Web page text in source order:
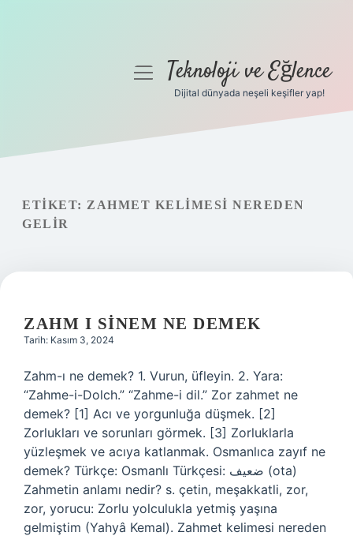
Gizlilik Politikası
Hakkımızda
menüyüTeknoloji ve Eğlence
Dijital dünyada neşeli keşifler yap!
ETIKET: ZAHMET KELIMESI NEREDEN
GELIR
ZAHM I SINEM NE DEMEK
Tarih: Kasım 3, 2024
Zahm-ı ne demek? 1. Vurun, üfleyin. 2. Yara:
“Zahme-i-Dolch.” “Zahme-i dil.” Zor zahmet ne
demek? [1] Acı ve yorgunluğa düşmek. [2]
Zorlukları ve sorunları görmek. [3] Zorluklarla
yüzleşmek ve acıya katlanmak. Osmanlıca zayıf ne
demek? Türkçe: Osmanlı Türkçesi: ضعيف‎ (ota)
Zahmetin anlamı nedir? s. çetin, meşakkatli, zor,
zor, yorucu: Zorlu yolculukla yetmiş yaşına
gelmiştim (Yahyâ Kemal). Zahmet kelimesi nereden